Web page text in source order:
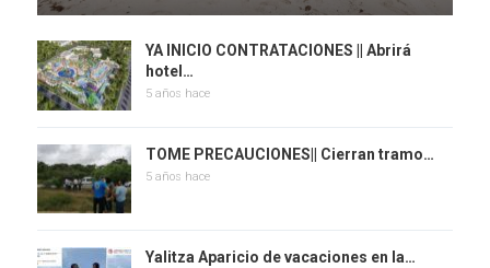
YA INICIO CONTRATACIONES || Abrirá
hotel…
5 años hace
TOME PRECAUCIONES|| Cierran tramo…
5 años hace
Yalitza Aparicio de vacaciones en la…